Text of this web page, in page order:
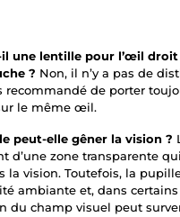
il une lentille pour l’œil
? Non, il n’y a pas de
recommandé de porter
le même œil.
peut-elle gêner la vision ?
d’une zone transparente
la vision. Toutefois, la
ambiante et, dans certains
du champ visuel peut